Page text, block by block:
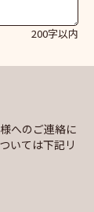
200字以内
へのご連絡に
いては下記リ